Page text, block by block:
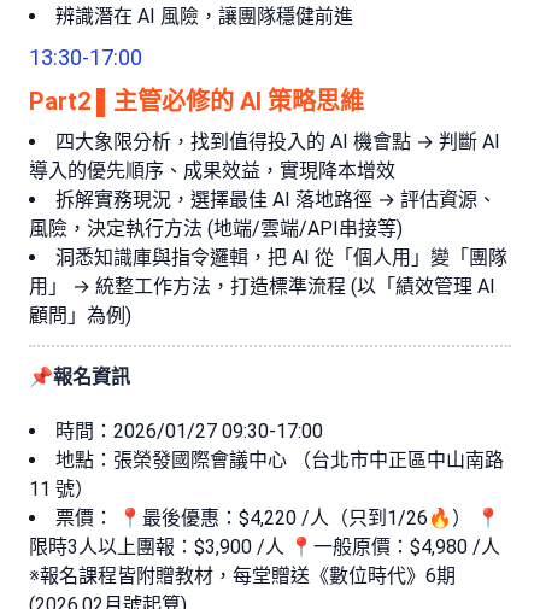
辨識潛在 AI 風險，讓團隊穩健前進
13:30-17:00
Part2 ▌主管必修的 AI 策略思維
四大象限分析，找到值得投入的 AI 機會點 → 判斷 AI
導入的優先順序、成果效益，實現降本增效
拆解實務現況，選擇最佳 AI 落地路徑 → 評估資源、
風險，決定執行方法 (地端/雲端/API串接等)
洞悉知識庫與指令邏輯，把 AI 從「個人用」變「團隊
用」 → 統整工作方法，打造標準流程 (以「績效管理 AI
顧問」為例)
📌報名資訊
時間：2026/01/27 09:30-17:00
地點：張榮發國際會議中心 （台北市中正區中山南路
11 號）
票價： 📍最後優惠：$4,220 /人（只到1/26🔥） 📍
限時3人以上團報：$3,900 /人 📍一般原價：$4,980 /人
※報名課程皆附贈教材，每堂贈送《數位時代》6期